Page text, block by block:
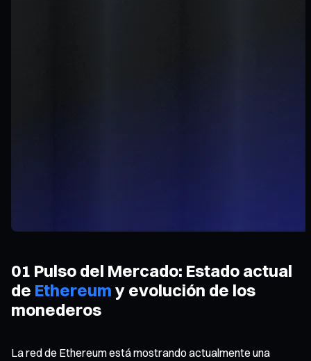
01 Pulso del Mercado: Estado actual
de Ethereum y evolución de los
monederos
La red de Ethereum está mostrando actualmente una